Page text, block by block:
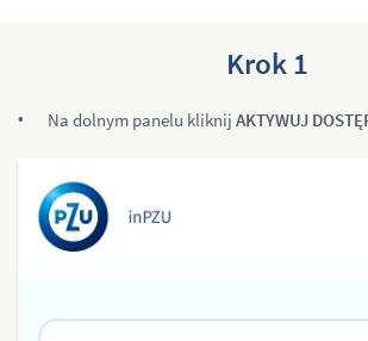
Krok 1
Na dolnym panelu kliknij AKTYWUJ